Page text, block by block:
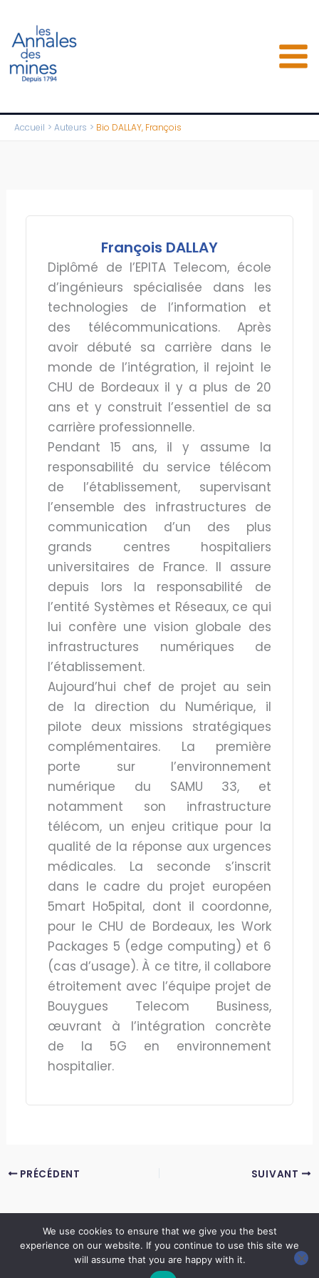
contenu
Accueil Auteurs Bio DALLAY, François
François DALLAY
Diplômé de l’EPITA Telecom, école
d’ingénieurs spécialisée dans les
technologies de l’information et
des télécommunications. Après
avoir débuté sa carrière dans le
monde de l’intégration, il rejoint le
CHU de Bordeaux il y a plus de 20
ans et y construit l’essentiel de sa
carrière professionnelle.
Pendant 15 ans, il y assume la
responsabilité du service télécom
de l’établissement, supervisant
l’ensemble des infrastructures de
communication d’un des plus
grands centres hospitaliers
universitaires de France. Il assure
depuis lors la responsabilité de
l’entité Systèmes et Réseaux, ce qui
lui confère une vision globale des
infrastructures numériques de
l’établissement.
Aujourd’hui chef de projet au sein
de la direction du Numérique, il
pilote deux missions stratégiques
complémentaires. La première
porte sur l’environnement
numérique du SAMU 33, et
notamment son infrastructure
télécom, un enjeu critique pour la
qualité de la réponse aux urgences
médicales. La seconde s’inscrit
dans le cadre du projet européen
5mart Ho5pital, dont il coordonne,
pour le CHU de Bordeaux, les Work
Packages 5 (edge computing) et 6
(cas d’usage). À ce titre, il collabore
étroitement avec l’équipe projet de
Bouygues Telecom Business,
œuvrant à l’intégration concrète
de la 5G en environnement
hospitalier.
PRÉCÉDENT SUIVANT
Copyright © 2026 LES ANNALES DES MINES | Powered byThème WordPress Astra
We use cookies to ensure that we give you the best
experience on our website. If you continue to use this site we
will assume that you are happy with it.